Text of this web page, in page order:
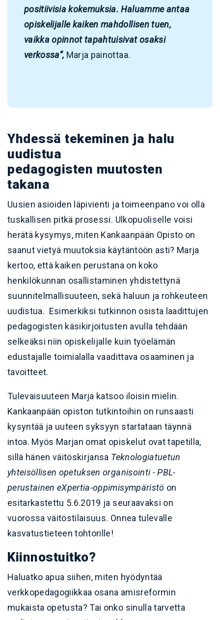
positiivisia kokemuksia. Haluamme antaa
opiskelijalle kaiken mahdollisen tuen,
vaikka opinnot tapahtuisivat osaksi
verkossa”, Marja painottaa.
Yhdessä tekeminen ja halu
uudistua
pedagogisten muutosten
takana
Uusien asioiden läpivienti ja toimeenpano voi olla
tuskallisen pitkä prosessi. Ulkopuoliselle voisi
herätä kysymys, miten Kankaanpään Opisto on
saanut vietyä muutoksia käytäntöön asti? Marja
kertoo, että kaiken perustana on koko
henkilökunnan osallistaminen yhdistettynä
suunnitelmallisuuteen, sekä haluun ja rohkeuteen
uudistua. Esimerkiksi tutkinnon osista laadittujen
pedagogisten käsikirjoitusten avulla tehdään
selkeäksi niin opiskelijalle kuin työelämän
edustajalle toimialalla vaadittava osaaminen ja
tavoitteet.
Tulevaisuuteen Marja katsoo iloisin mielin.
Kankaanpään opiston tutkintoihin on runsaasti
kysyntää ja uuteen syksyyn startataan täynnä
intoa. Myös Marjan omat opiskelut ovat tapetilla,
sillä hänen väitöskirjansa Teknologiatuetun
yhteisöllisen opetuksen organisointi - PBL-
perustainen eXpertia-oppimisympäristö on
esitarkastettu 5.6.2019 ja seuraavaksi on
vuorossa väitöstilaisuus. Onnea tulevalle
kasvatustieteen tohtorille!
Kiinnostuitko?
Haluatko apua siihen, miten hyödyntää
verkkopedagogiikkaa osana amisreformin
mukaista opetusta? Tai onko sinulla tarvetta